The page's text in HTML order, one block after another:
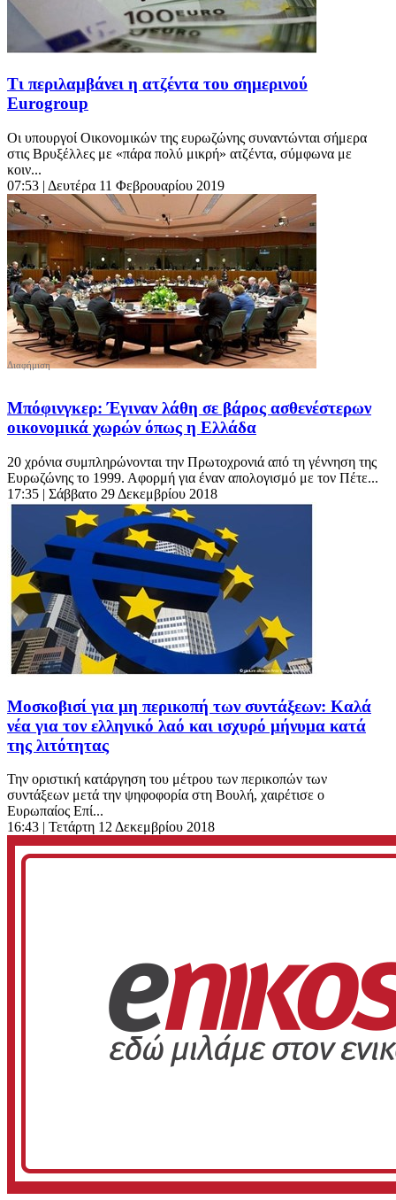
Τι περιλαμβάνει η ατζέντα του σημερινού
Eurogroup
Οι υπουργοί Οικονομικών της ευρωζώνης συναντώνται σήμερα
στις Βρυξέλλες με «πάρα πολύ μικρή» ατζέντα, σύμφωνα με
κοιν...
07:53 | Δευτέρα 11 Φεβρουαρίου 2019
Μπόφινγκερ: Έγιναν λάθη σε βάρος ασθενέστερων
οικονομικά χωρών όπως η Ελλάδα
20 χρόνια συμπληρώνονται την Πρωτοχρονιά από τη γέννηση της
Ευρωζώνης το 1999. Αφορμή για έναν απολογισμό με τον Πέτε...
17:35 | Σάββατο 29 Δεκεμβρίου 2018
Μοσκοβισί για μη περικοπή των συντάξεων: Καλά
νέα για τον ελληνικό λαό και ισχυρό μήνυμα κατά
της λιτότητας
Την οριστική κατάργηση του μέτρου των περικοπών των
συντάξεων μετά την ψηφοφορία στη Βουλή, χαιρέτισε ο
Ευρωπαίος Επί...
16:43 | Τετάρτη 12 Δεκεμβρίου 2018